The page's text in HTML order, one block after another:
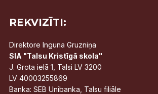
REKVIZĪTI:
Direktore Inguna Gruzniņa
SIA "Talsu Kristīgā skola"
J. Grota ielā 1, Talsi LV 3200
LV 40003255869
Banka: SEB Unibanka, Talsu filiāle